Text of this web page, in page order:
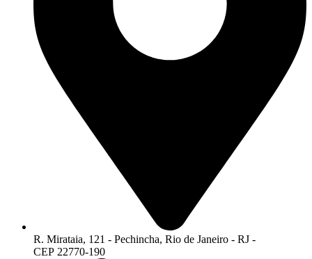
R. Mirataia, 121 - Pechincha, Rio de Janeiro - RJ -
CEP 22770-190